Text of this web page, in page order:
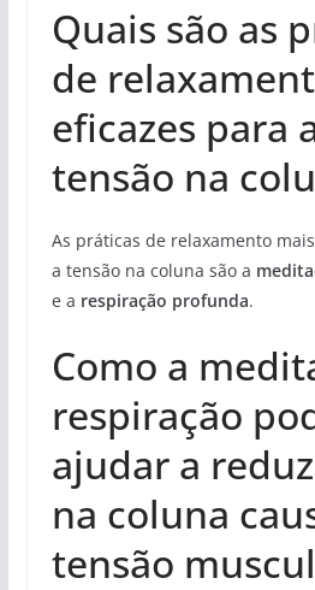
Quais são as
de
eficazes para
tensão na
As práticas de relaxamento
a tensão na coluna são a
e a respiração profunda.
Como a
respiração
ajudar a
na coluna
tensão